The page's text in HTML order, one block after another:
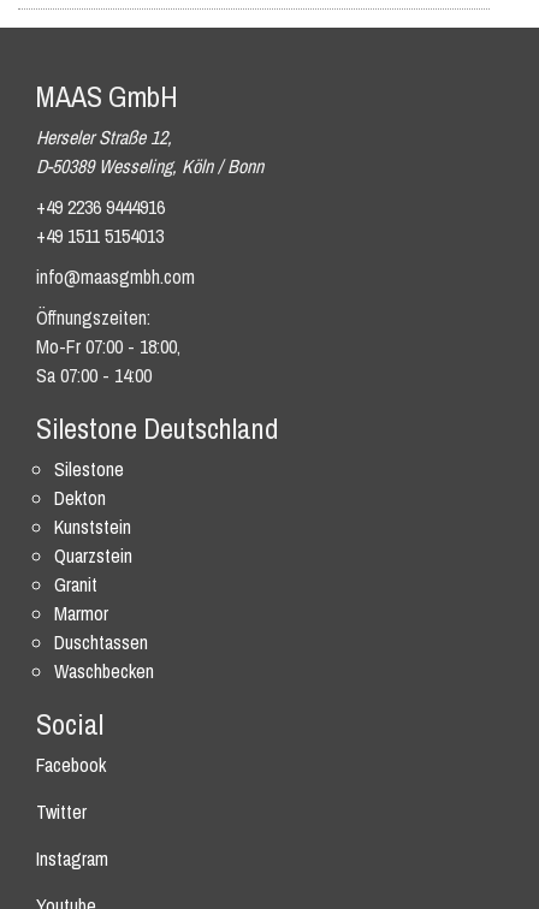
MAAS GmbH
Herseler Straße 12,
D-50389 Wesseling, Köln / Bonn
+49 2236 9444916
+49 1511 5154013
info@maasgmbh.com
Öffnungszeiten:
Mo-Fr 07:00 - 18:00,
Sa 07:00 - 14:00
Silestone Deutschland
Silestone
Dekton
Kunststein
Quarzstein
Granit
Marmor
Duschtassen
Waschbecken
Social
Facebook
Twitter
Instagram